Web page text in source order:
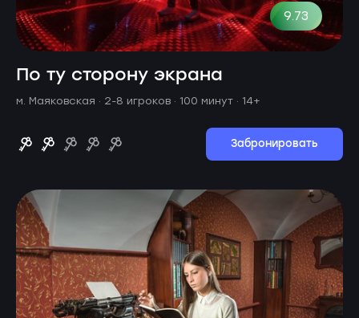
9.73
По ту сторону экрана
м. Маяковская · 2-8 игроков · 100 минут · 14+
Забронировать